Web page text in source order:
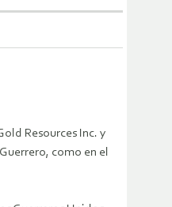
Resources Inc. y
como en el